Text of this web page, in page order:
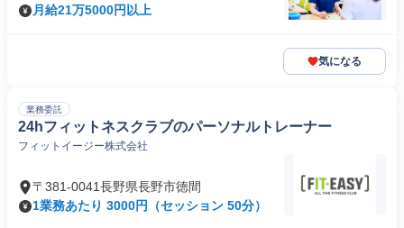
月給21万5000円以上
気になる
業務委託
24hフィットネスクラブのパーソナルトレーナー
フィットイージー株式会社
〒381-0041長野県長野市徳間
1業務あたり 3000円（セッション 50分）